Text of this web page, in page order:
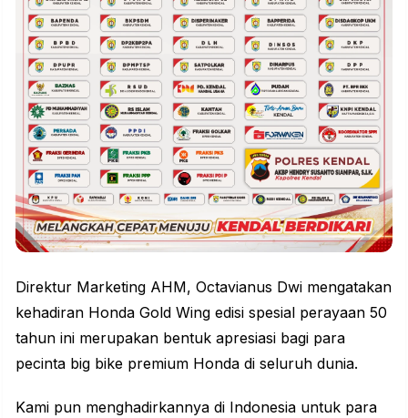
Direktur Marketing AHM, Octavianus Dwi mengatakan
kehadiran Honda Gold Wing edisi spesial perayaan 50
tahun ini merupakan bentuk apresiasi bagi para
pecinta big bike premium Honda di seluruh dunia.
Kami pun menghadirkannya di Indonesia untuk para